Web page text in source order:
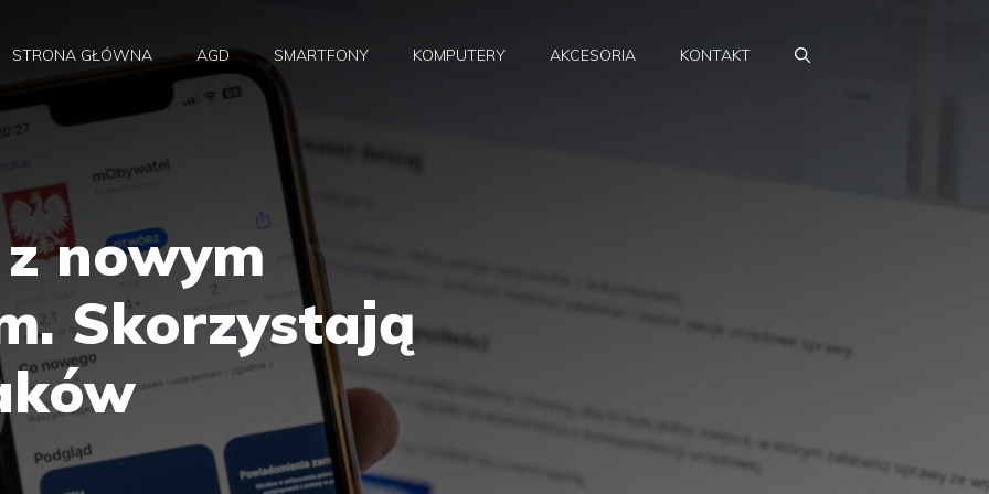
STRONA GŁÓWNA AGD SMARTFONY KOMPUTERY AKCESORIA KONTAKT
nowym
Skorzystają